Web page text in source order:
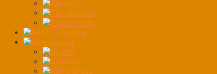
Đầu tuýp
Tay vặn nhanh
Thanh nối dài
Đèn LED tổ ong
Kềm các loại
Bộ kìm
Kềm cắt
Kềm mỏ quạ